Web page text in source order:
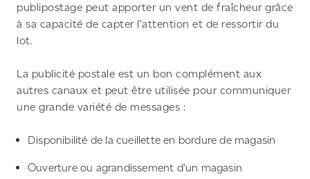
publipostage peut apporter un vent de fraîcheur grâce
à sa capacité de capter l’attention et de ressortir du
lot.
La publicité postale est un bon complément aux
autres canaux et peut être utilisée pour communiquer
une grande variété de messages :
Disponibilité de la cueillette en bordure de magasin
Ouverture ou agrandissement d’un magasin